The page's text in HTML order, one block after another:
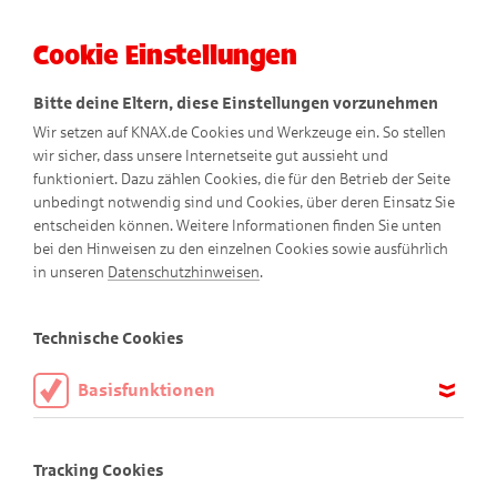
KNAX-Malzauber-App
Der neue Malbogen ist da!
Cookie Einstellungen
Bitte deine Eltern, diese Einstellungen vorzunehmen
Wir setzen auf KNAX.de Cookies und Werkzeuge ein. So stellen
wir sicher, dass unsere Internetseite gut aussieht und
funktioniert. Dazu zählen Cookies, die für den Betrieb der Seite
unbedingt notwendig sind und Cookies, über deren Einsatz Sie
entscheiden können. Weitere Informationen finden Sie unten
bei den Hinweisen zu den einzelnen Cookies sowie ausführlich
in unseren Datenschutzhinweisen.
Technische Cookies
Basisfunktionen
aktiviert sein.
Tracking Cookies